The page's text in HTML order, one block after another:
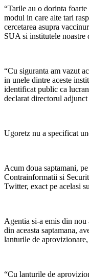
“Tarile au o dorinta
modul in care alte tari
cercetarea asupra
SUA si institutele noastre
“Cu siguranta am vazut
in unele dintre aceste
identificat public ca
declarat directorul
Ugoretz nu a specificat
Acum doua saptamani,
Contrainformatii si
Twitter, exact pe acelasi
Agentia si-a emis din
din aceasta saptamana,
lanturile de
“Cu lanturile de